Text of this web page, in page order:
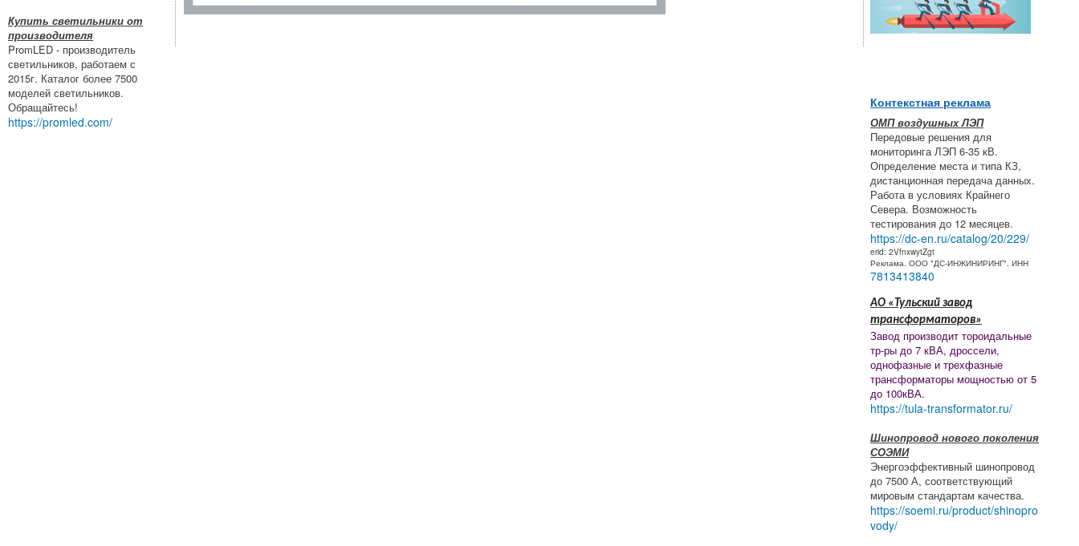
Купить светильники от
производителя
PromLED - производитель
светильников, работаем с
2015г. Каталог более 7500
моделей светильников.
Обращайтесь!
https://promled.com/
Контекстная реклама
ОМП воздушных ЛЭП
Передовые решения для
мониторинга ЛЭП 6-35 кВ.
Определение места и типа КЗ,
дистанционная передача данных.
Работа в условиях Крайнего
Севера. Возможность
тестирования до 12 месяцев.
https://dc-en.ru/catalog/20/229/
erid: 2VfnxwytZgt
Реклама. ООО "ДС-ИНЖИНИРИНГ". ИНН
7813413840
АО «Тульский завод
трансформаторов»
Завод производит тороидальные
тр-ры до 7 кВА, дроссели,
однофазные и трехфазные
трансформаторы мощностью от 5
до 100кВА.
https://tula-transformator.ru/
Шинопровод нового поколения
СОЭМИ
Энергоэффективный шинопровод
до 7500 А, соответствующий
мировым стандартам качества.
https://soemi.ru/product/shinopro
vody/